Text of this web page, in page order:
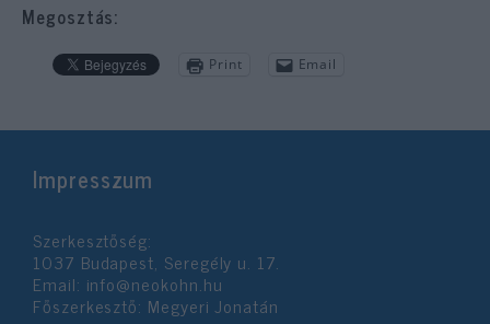
Megosztás:
Print Email
Impresszum
Szerkesztőség:
1037 Budapest, Seregély u. 17.
Email: info@neokohn.hu
Főszerkesztő: Megyeri Jonatán